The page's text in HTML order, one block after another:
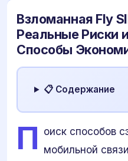
Взломанная Fly
Реальные Риски
Способы
📋 Содержание
П оиск способов
мобильной